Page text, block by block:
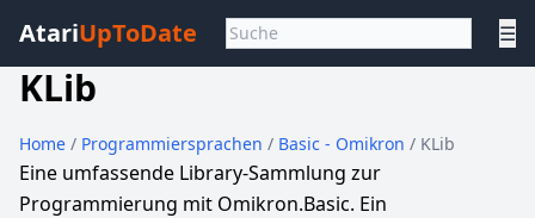
AtariUpToDate ☰
KLib
Home / Programmiersprachen / Basic - Omikron / KLib
Eine umfassende Library-Sammlung zur
Programmierung mit Omikron.Basic. Ein